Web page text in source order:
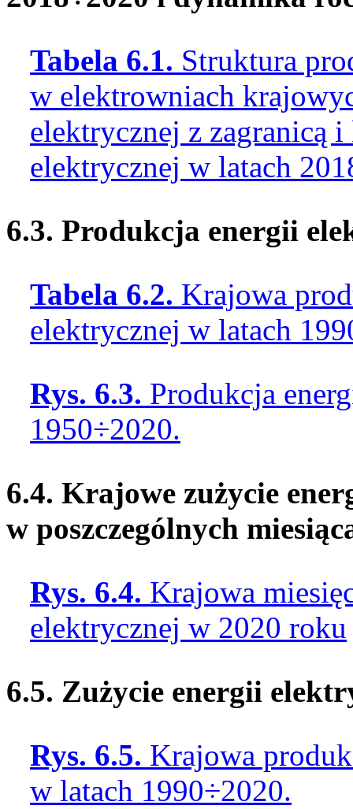
Tabela 6.1. Struktura
w elektrowniach
elektrycznej z zagranicą
elektrycznej w latach
6.3. Produkcja energii
Tabela 6.2. Krajowa
elektrycznej w latach
Rys. 6.3. Produkcja
1950÷2020.
6.4. Krajowe zużycie
w poszczególnych
Rys. 6.4. Krajowa
elektrycznej w 2020 roku
6.5. Zużycie energii
Rys. 6.5. Krajowa
w latach 1990÷2020.